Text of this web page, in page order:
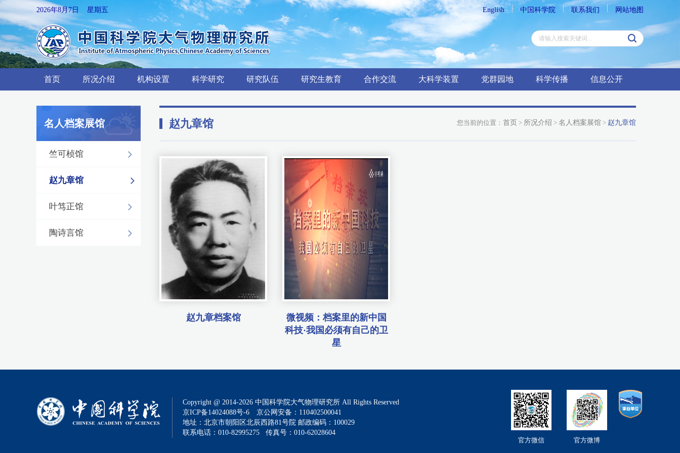
2026年8月7日 星期五 English 中国科学院 联系我们 网站地图
首页 所况介绍 机构设置 科学研究 研究队伍 研究生教育 合作交流 大科学装置 党群园地 科学传播 信息公开
名人档案展馆
竺可桢馆
赵九章馆
叶笃正馆
陶诗言馆
赵九章馆 您当前的位置： 首页 > 所况介绍 > 名人档案展馆 > 赵九章馆
赵九章档案馆
微视频：档案里的新中国
科技·我国必须有自己的卫
星
官方微信 官方微博
Copyright @ 2014-2026 中国科学院大气物理研究所 All Rights Reserved
京ICP备14024088号-6
京公网安备：110402500041
地址：北京市朝阳区北辰西路81号院 邮政编码：100029
联系电话：010-82995275 传真号：010-62028604